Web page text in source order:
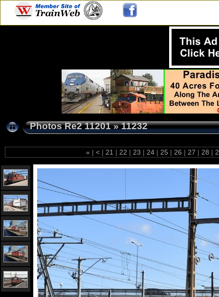
Photos Re2 11201»11232
« | < | 21 | 22 | 23 | 24 | 25 | 26 | 27 | 28 |